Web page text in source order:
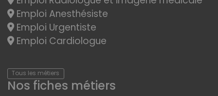
Emploi Anesthésiste
Emploi Urgentiste
Emploi Cardiologue
Tous les métiers
Nos fiches métiers